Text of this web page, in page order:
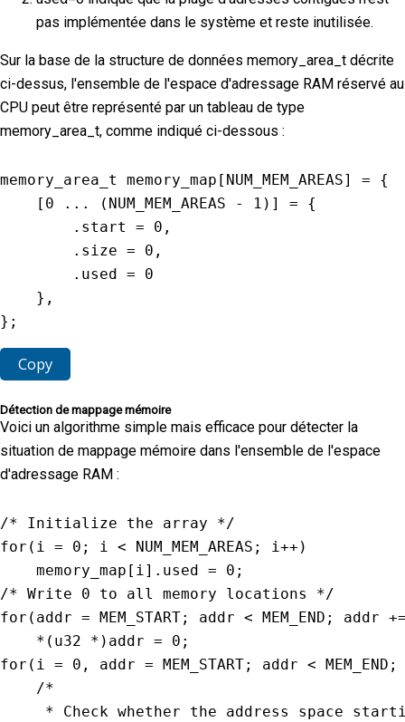
pas implémentée dans le système et reste inutilisée.
Sur la base de la structure de données memory_area_t décrite
ci-dessus, l'ensemble de l'espace d'adressage RAM réservé au
CPU peut être représenté par un tableau de type
memory_area_t, comme indiqué ci-dessous :
memory_area_t memory_map [ NUM_MEM_AREAS] =
{
[ 0 ... ( NUM_MEM_AREAS - 1 ) ] =
{
. start = 0 ,
. size = 0 ,
. used =
0
} ,
} ;
Copy
Détection de mappage mémoire
Voici un algorithme simple mais efficace pour détecter la
situation de mappage mémoire dans l'ensemble de l'espace
d'adressage RAM :
/* Initialize the array */
for ( i = 0 ; i < NUM_MEM_AREAS ; i++ )
    memory_map
[ i] . used = 0 ;
/* Write 0 to all memory locations */
for ( addr = MEM_START; addr < MEM_END ; addr
* ( u32 * ) addr = 0 ;
for ( i = 0 , addr = MEM_START; addr < MEM_END ;
/*
* Check whether the address space